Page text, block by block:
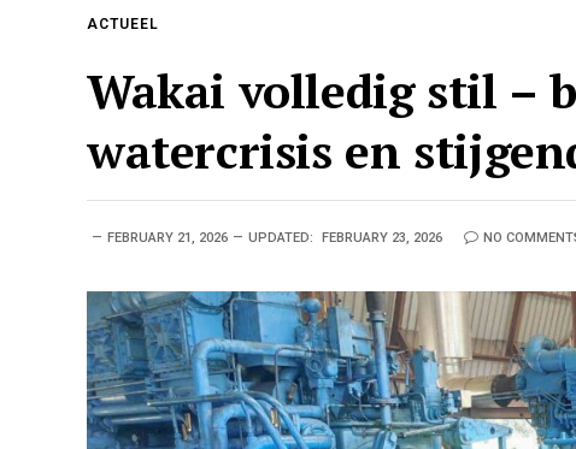
ACTUEEL
Wakai volledig stil –
watercrisis en
FEBRUARY 21, 2026 UPDATED: FEBRUARY 23, 2026 NO